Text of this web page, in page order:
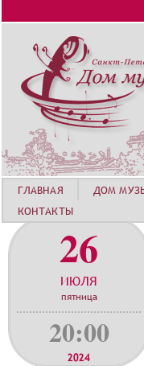
6 АВГУСТА.
26
ИЮЛЯ
пятница
20:00
2024
ГЛАВНАЯ ДОМ
КОНТАКТЫ